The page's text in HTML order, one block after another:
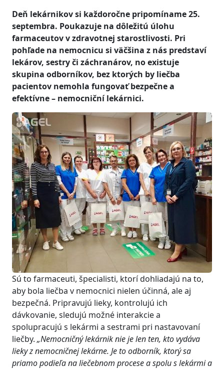
Deň lekárnikov si každoročne pripomíname 25.
septembra. Poukazuje na dôležitú úlohu
farmaceutov v zdravotnej starostlivosti. Pri
pohľade na nemocnicu si väčšina z nás predstaví
lekárov, sestry či záchranárov, no existuje
skupina odborníkov, bez ktorých by liečba
pacientov nemohla fungovať bezpečne a
efektívne – nemocniční lekárnici.
Sú to farmaceuti, špecialisti, ktorí dohliadajú na to,
aby bola liečba v nemocnici nielen účinná, ale aj
bezpečná. Pripravujú lieky, kontrolujú ich
dávkovanie, sledujú možné interakcie a
spolupracujú s lekármi a sestrami pri nastavovaní
liečby. „Nemocničný lekárnik nie je len ten, kto vydáva
lieky z nemocničnej lekárne. Je to odborník, ktorý sa
priamo podieľa na liečebnom procese a spolu s lekármi a